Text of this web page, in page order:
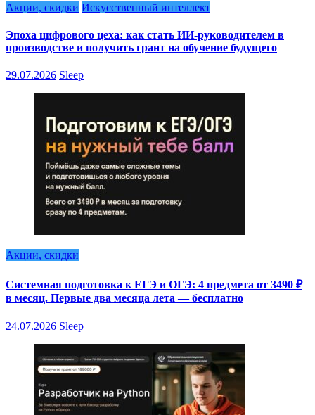
Акции, скидки Искусственный интеллект
Эпоха цифрового цеха: как стать ИИ-руководителем в
производстве и получить грант на обучение будущего
29.07.2026 Sleep
Акции, скидки
Системная подготовка к ЕГЭ и ОГЭ: 4 предмета от 3490 ₽
в месяц. Первые два месяца лета — бесплатно
24.07.2026 Sleep